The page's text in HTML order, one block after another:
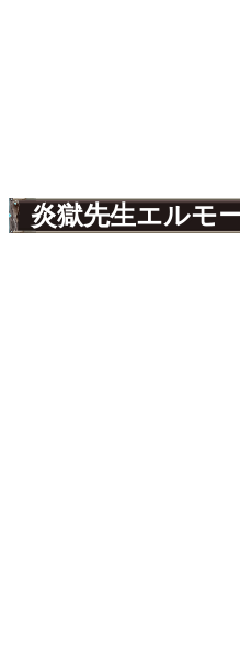
炎獄先生エルモ